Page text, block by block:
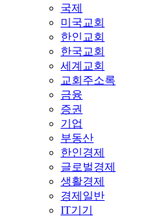
국제
미국교회
한인교회
한국교회
세계교회
교회주소록
금융
증권
기업
부동산
한인경제
글로벌경제
생활경제
경제일반
IT기기